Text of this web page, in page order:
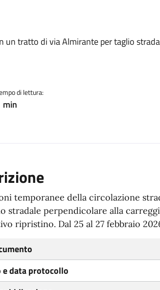
un tratto di via Almirante per taglio
di lettura:
min
temporanee della circolazione
stradale perpendicolare alla
ripristino. Dal 25 al 27 febbraio
e data protocollo